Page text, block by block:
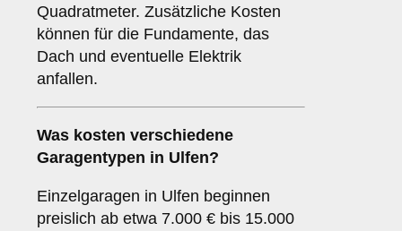
Quadratmeter. Zusätzliche Kosten
können für die Fundamente, das
Dach und eventuelle Elektrik
anfallen.
Was kosten verschiedene
Garagentypen in Ulfen?
Einzelgaragen in Ulfen beginnen
preislich ab etwa 7.000 € bis 15.000